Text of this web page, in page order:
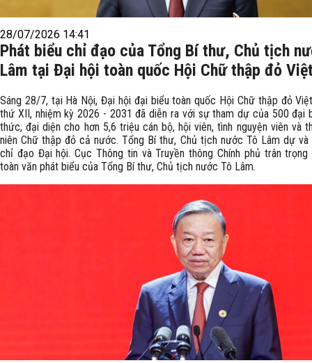
28/07/2026 14:41
Phát biểu chỉ đạo của Tổng Bí thư, Chủ tịch
Lâm tại Đại hội toàn quốc Hội Chữ thập đỏ
Sáng 28/7, tại Hà Nội, Đại hội đại biểu toàn quốc Hội Chữ thập đỏ
thứ XII, nhiệm kỳ 2026 - 2031 đã diễn ra với sự tham dự của 500 đại
thức, đại diện cho hơn 5,6 triệu cán bộ, hội viên, tình nguyện viên và
niên Chữ thập đỏ cả nước. Tổng Bí thư, Chủ tịch nước Tô Lâm dự và
chỉ đạo Đại hội. Cục Thông tin và Truyền thông Chính phủ trân trọng
toàn văn phát biểu của Tổng Bí thư, Chủ tịch nước Tô Lâm.